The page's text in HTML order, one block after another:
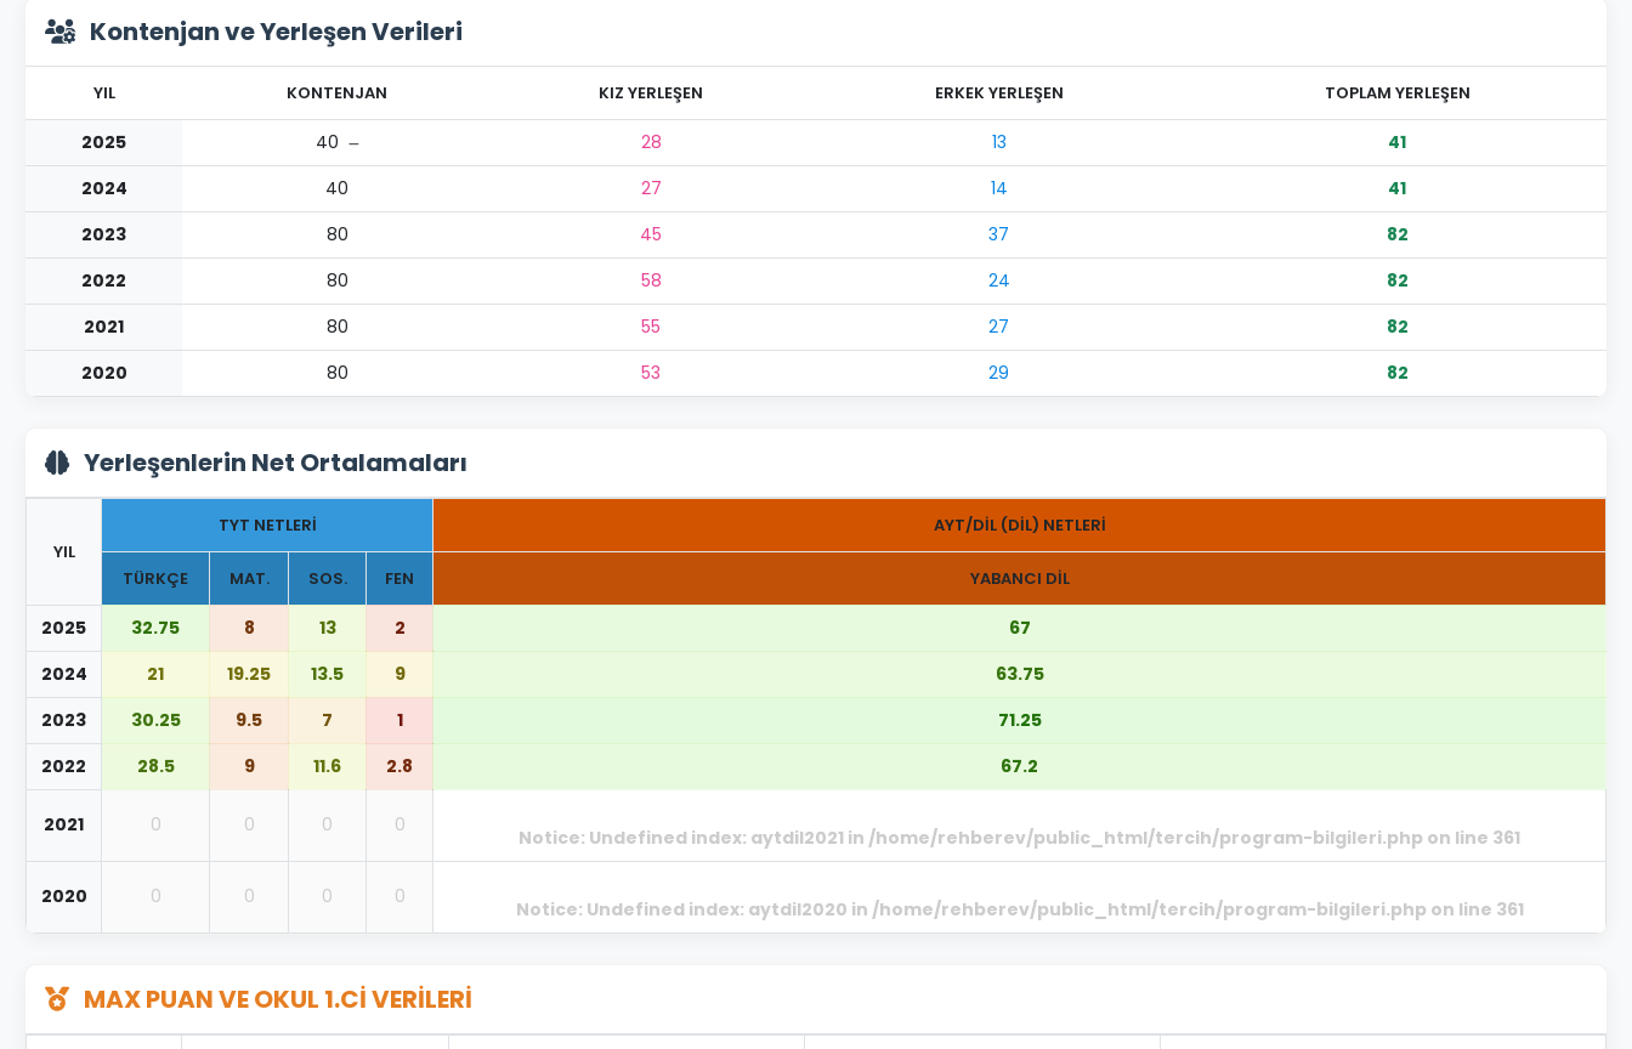
Kontenjan ve Yerleşen Verileri
YIL KONTENJAN KIZ YERLEŞEN ERKEK YERLEŞEN TOPLAM YERLEŞEN
2025 40 28 13
41
2024
40 27 14
41
2023
80 45 37
82
2022
80 58 24
82
2021
80 55 27
82
2020
80 53 29 82
Yerleşenlerin Net Ortalamaları
YIL
TYT NETLERİ AYT/DİL (DİL) NETLERİ
TÜRKÇE MAT. SOS. FEN YABANCI DİL
2025 32.75 8 13 2
67
2024
21 19.25 13.5 9
63.75
2023
30.25 9.5 7 1
71.25
2022
28.5 9 11.6 2.8 67.2
2021 0 0 0 0
Notice: Undefined index: aytdil2021 in /home/rehberev/public_html/tercih/program-bilgileri.php on line 361
2020 0 0 0 0
Notice: Undefined index: aytdil2020 in /home/rehberev/public_html/tercih/program-bilgileri.php on line 361
MAX PUAN VE OKUL 1.Cİ VERİLERİ